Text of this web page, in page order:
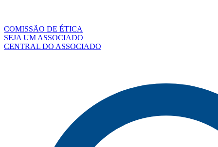
COMISSÃO DE ÉTICA
SEJA UM ASSOCIADO
CENTRAL DO ASSOCIADO